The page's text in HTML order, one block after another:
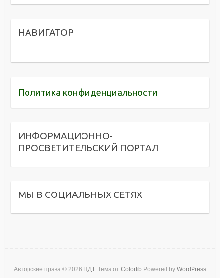
НАВИГАТОР
Политика конфиденциальности
ИНФОРМАЦИОННО-
ПРОСВЕТИТЕЛЬСКИЙ ПОРТАЛ
МЫ В СОЦИАЛЬНЫХ СЕТЯХ
Авторские права © 2026 ЦДТ. Тема от Colorlib Powered by WordPress